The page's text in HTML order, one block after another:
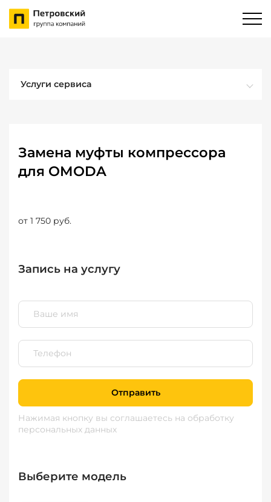
Услуги сервиса
Замена муфты компрессора
для OMODA
от 1 750 руб.
Запись на услугу
Отправить
Нажимая кнопку вы соглашаетесь на обработку
персональных данных
Выберите модель